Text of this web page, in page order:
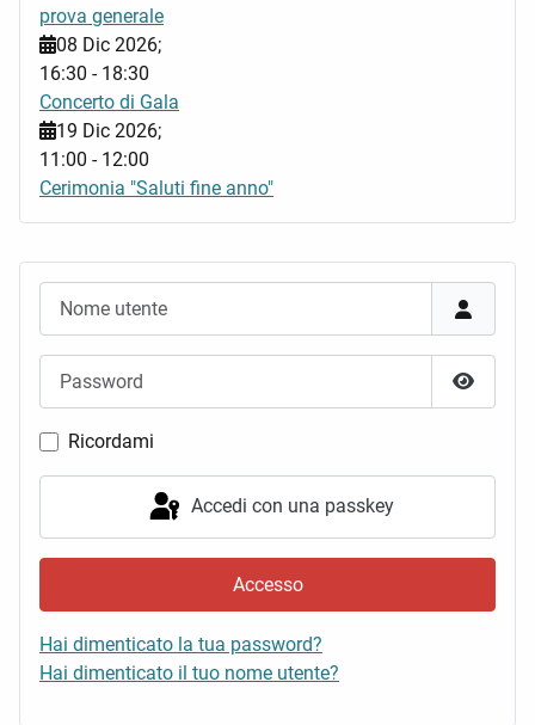
Mostra
Ricordami
Accedi con una passkey
Accesso
Hai dimenticato la tua password?
Hai dimenticato il tuo nome utente?
prova generale
08 Dic 2026;
16:30 - 18:30
Concerto di Gala
19 Dic 2026;
11:00 - 12:00
Cerimonia "Saluti fine anno"